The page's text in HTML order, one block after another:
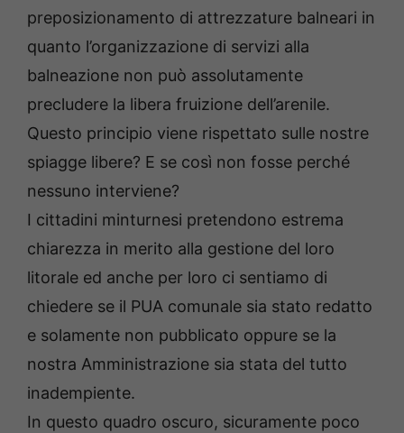
preposizionamento di attrezzature balneari in
quanto l’organizzazione di servizi alla
balneazione non può assolutamente
precludere la libera fruizione dell’arenile.
Questo principio viene rispettato sulle nostre
spiagge libere? E se così non fosse perché
nessuno interviene?
I cittadini minturnesi pretendono estrema
chiarezza in merito alla gestione del loro
litorale ed anche per loro ci sentiamo di
chiedere se il PUA comunale sia stato redatto
e solamente non pubblicato oppure se la
nostra Amministrazione sia stata del tutto
inadempiente.
In questo quadro oscuro, sicuramente poco